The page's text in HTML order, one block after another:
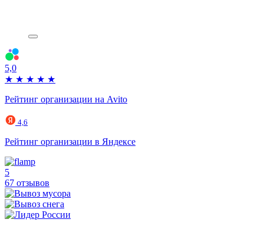
5,0
★ ★ ★ ★ ★
Рейтинг организации на Avito
4,6
Рейтинг организации в Яндексе
5
67 отзывов